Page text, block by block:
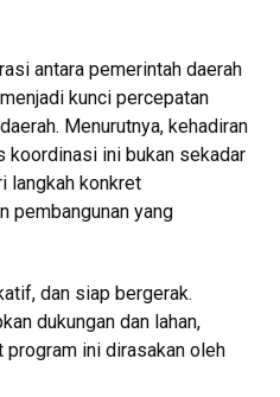
antara pemerintah daerah
kunci percepatan
Menurutnya, kehadiran
koordinasi ini bukan sekadar
langkah konkret
pembangunan yang
dan siap bergerak.
dukungan dan lahan,
ini dirasakan oleh